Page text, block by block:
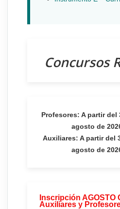
Concursos
Profesores: A partir del
agosto de
Auxiliares: A partir del
agosto de
Inscripción AGOSTO
Auxiliares y